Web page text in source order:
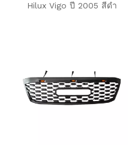
Hilux Vigo ปี 2005 สีดำ